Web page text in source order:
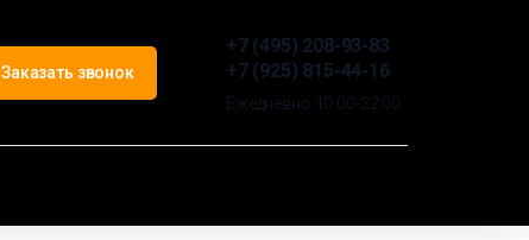
Заказать звонок
+7 (495) 208-93-83
+7 (925) 815-44-16
Ежедневно 10:00-22:00